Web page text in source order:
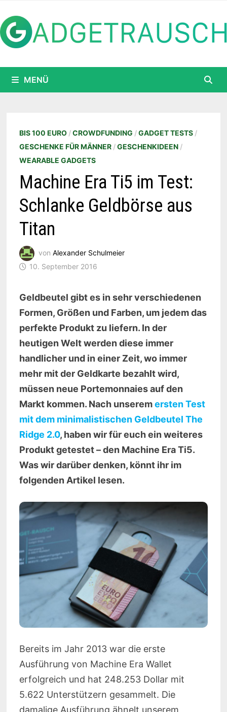
Inhalt
springen
MENÜ
BIS 100 EURO/CROWDFUNDING /GADGET TESTS/
GESCHENKE FÜR MÄNNER/GESCHENKIDEEN/
WEARABLE GADGETS
Machine Era Ti5 im Test:
Schlanke Geldbörse aus
Titan
von Alexander Schulmeier
10. September 2016
Geldbeutel gibt es in sehr verschiedenen
Formen, Größen und Farben, um jedem das
perfekte Produkt zu liefern. In der
heutigen Welt werden diese immer
handlicher und in einer Zeit, wo immer
mehr mit der Geldkarte bezahlt wird,
müssen neue Portemonnaies auf den
Markt kommen. Nach unseremersten Test
mit dem minimalistischen Geldbeutel The
Ridge 2.0, haben wir für euch ein weiteres
Produkt getestet – den Machine Era Ti5.
Was wir darüber denken, könnt ihr im
folgenden Artikel lesen.
Bereits im Jahr 2013 war die erste
Ausführung von Machine Era Wallet
erfolgreich und hat 248.253 Dollar mit
5.622 Unterstützern gesammelt. Die
damalige Ausführung ähnelt unserem